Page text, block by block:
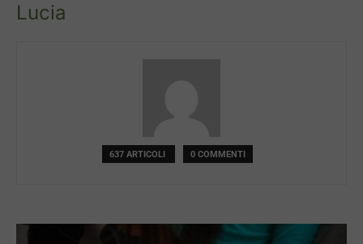
Lucia
637 ARTICOLI 0 COMMENTI